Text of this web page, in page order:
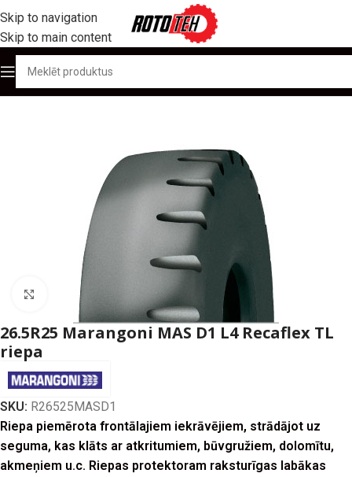
Skip to navigation
Skip to main content
Sākums/Produktu katalogs
Click to enlarge
26.5R25 Marangoni MAS D1 L4 Recaflex TL
riepa
SKU: R26525MASD1
Riepa piemērota frontālajiem iekrāvējiem, strādājot uz
seguma, kas klāts ar atkritumiem, būvgružiem, dolomītu,
akmeņiem u.c. Riepas protektoram raksturīgas labākas